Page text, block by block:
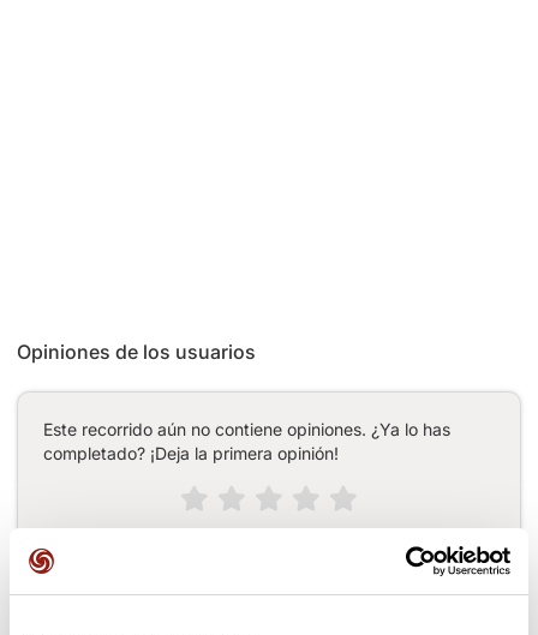
Opiniones de los usuarios
Este recorrido aún no contiene opiniones. ¿Ya lo has
completado? ¡Deja la primera opinión!